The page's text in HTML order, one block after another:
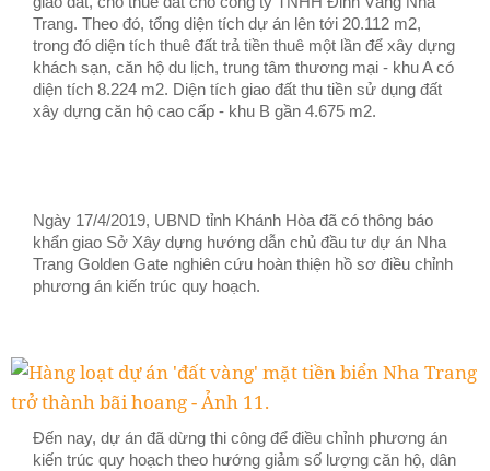
Trang. Theo đó, tổng diện tích dự án lên tới 20.112 m2,
trong đó diện tích thuê đất trả tiền thuê một lần để xây dựng
khách sạn, căn hộ du lịch, trung tâm thương mại - khu A có
diện tích 8.224 m2. Diện tích giao đất thu tiền sử dụng đất
xây dựng căn hộ cao cấp - khu B gần 4.675 m2.
Ngày 17/4/2019, UBND tỉnh Khánh Hòa đã có thông báo
khẩn giao Sở Xây dựng hướng dẫn chủ đầu tư dự án Nha
Trang Golden Gate nghiên cứu hoàn thiện hồ sơ điều chỉnh
phương án kiến trúc quy hoạch.
Đến nay, dự án đã dừng thi công để điều chỉnh phương án
kiến trúc quy hoạch theo hướng giảm số lượng căn hộ, dân